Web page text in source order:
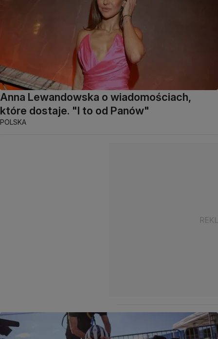
Anna Lewandowska o wiadomościach,
które dostaje. "I to od Panów"
POLSKA